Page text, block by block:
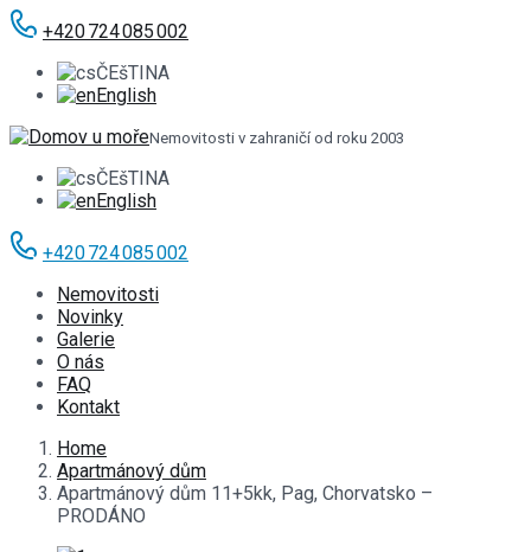
+420 724 085 002
ČEšTINA
English
Nemovitosti v zahraničí od roku 2003
ČEšTINA
English
+420 724 085 002
Nemovitosti
Novinky
Galerie
O nás
FAQ
Kontakt
Home
Apartmánový dům
Apartmánový dům 11+5kk, Pag, Chorvatsko –
PRODÁNO